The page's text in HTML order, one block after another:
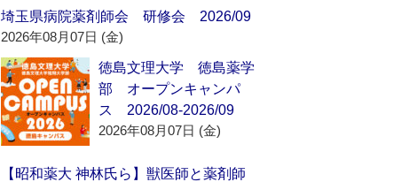
埼玉県病院薬剤師会 研修会 2026/09
2026年08月07日 (金)
徳島文理大学 徳島薬学
部 オープンキャンパ
ス 2026/08-2026/09
2026年08月07日 (金)
【昭和薬大 神林氏ら】獣医師と薬剤師